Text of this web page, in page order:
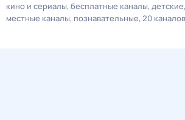
кино и сериалы бесплатные каналы детские
местные каналы познавательные 20 каналов